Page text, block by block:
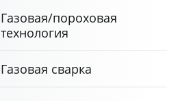
Газовая/пороховая
технология
Газовая сварка